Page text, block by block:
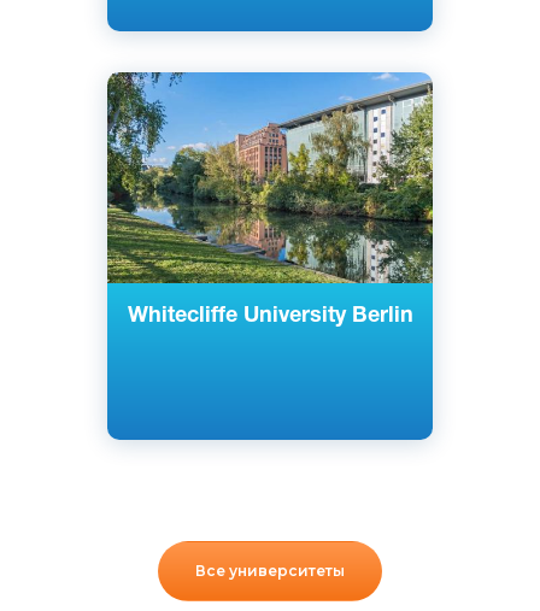
Whitecliffe University Berlin
Английский
Берлин, Германия
Частный
Все университеты